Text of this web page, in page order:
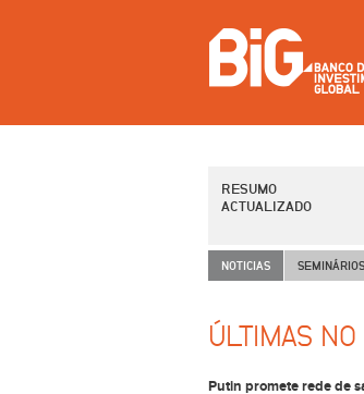
RESUMO
ACTUALIZADO
NOTICIAS
ÚLTIMAS NO
Putin promete rede de